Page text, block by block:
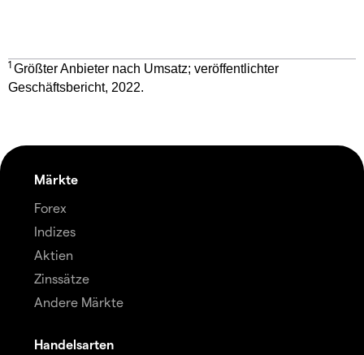
1 Größter Anbieter nach Umsatz; veröffentlichter
Geschäftsbericht, 2022.
Märkte
Forex
Indizes
Aktien
Zinssätze
Andere Märkte
Handelsarten